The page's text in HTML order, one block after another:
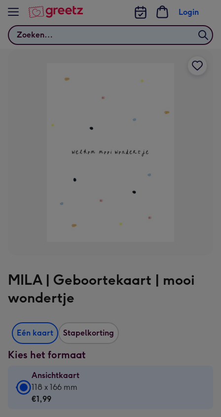
Bekijk meer
Zoeken
Login
MILA | Geboortekaart | mooi
wondertje
Eén kaart Stapelkorting
Kies het formaat
Ansichtkaart
Ansichtkaart
-
118 x 166 mm
€1,99